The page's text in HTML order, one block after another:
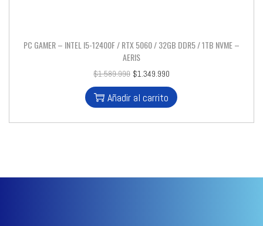
PC GAMER – INTEL I5-12400F / RTX 5060 / 32GB DDR5 / 1TB NVME –
AERIS
$1.589.990 $1.349.990
Añadir al carrito